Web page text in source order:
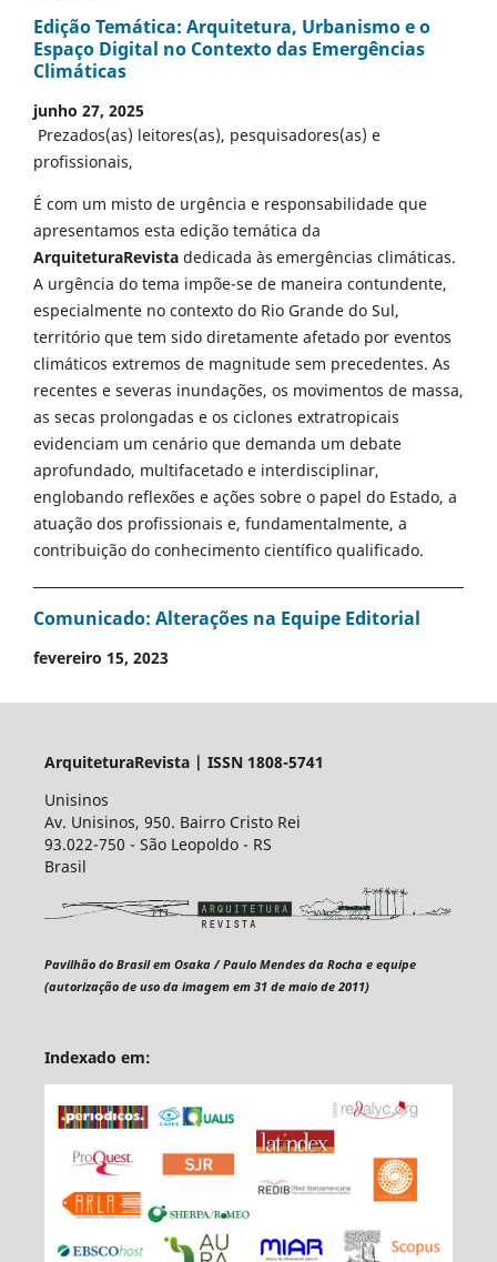
Edição Temática: Arquitetura, Urbanismo e o
Espaço Digital no Contexto das Emergências
Climáticas
junho 27, 2025
Prezados(as) leitores(as), pesquisadores(as) e
profissionais,
É com um misto de urgência e responsabilidade que
apresentamos esta edição temática da
ArquiteturaRevista dedicada às emergências climáticas.
A urgência do tema impõe-se de maneira contundente,
especialmente no contexto do Rio Grande do Sul,
território que tem sido diretamente afetado por eventos
climáticos extremos de magnitude sem precedentes. As
recentes e severas inundações, os movimentos de massa,
as secas prolongadas e os ciclones extratropicais
evidenciam um cenário que demanda um debate
aprofundado, multifacetado e interdisciplinar,
englobando reflexões e ações sobre o papel do Estado, a
atuação dos profissionais e, fundamentalmente, a
contribuição do conhecimento científico qualificado.
Comunicado: Alterações na Equipe Editorial
fevereiro 15, 2023
ArquiteturaRevista | ISSN 1808-5741
Unisinos
Av. Unisinos, 950. Bairro Cristo Rei
93.022-750 - São Leopoldo - RS
Brasil
Pavilhão do Brasil em Osaka / Paulo Mendes da Rocha e equipe
(autorização de uso da imagem em 31 de maio de 2011)
Indexado em: